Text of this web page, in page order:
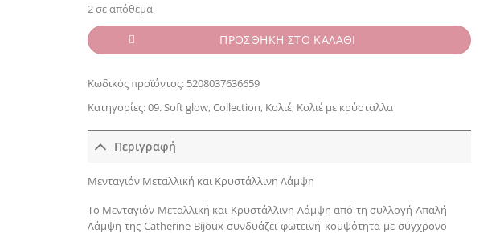
2 σε απόθεμα
ΠΡΟΣΘΗΚΗ ΣΤΟ ΚΑΛΑΘΙ
Κωδικός προϊόντος: 5208037636659
Κατηγορίες:09. Soft glow,Collection, Κολιέ, Κολιέ με κρύσταλλα
Περιγραφή
Μενταγιόν Μεταλλική και Κρυστάλλινη Λάμψη
Το Μενταγιόν Μεταλλική και Κρυστάλλινη Λάμψη από τη συλλογή Απαλή
Λάμψη της Catherine Bijoux συνδυάζει φωτεινή κομψότητα με σύγχρονο